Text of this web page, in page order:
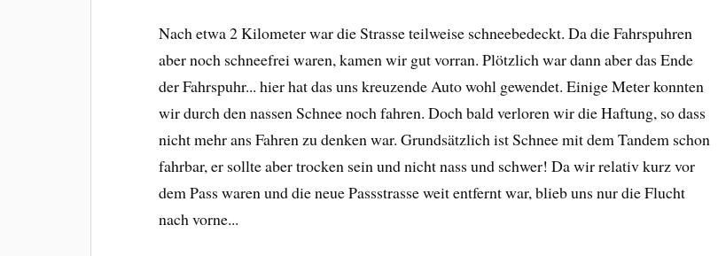
Nach etwa 2 Kilometer war die Strasse teilweise schneebedeckt. Da die Fahrspuhren
aber noch schneefrei waren, kamen wir gut vorran. Plötzlich war dann aber das Ende
der Fahrspuhr... hier hat das uns kreuzende Auto wohl gewendet. Einige Meter konnten
wir durch den nassen Schnee noch fahren. Doch bald verloren wir die Haftung, so dass
nicht mehr ans Fahren zu denken war. Grundsätzlich ist Schnee mit dem Tandem schon
fahrbar, er sollte aber trocken sein und nicht nass und schwer! Da wir relativ kurz vor
dem Pass waren und die neue Passstrasse weit entfernt war, blieb uns nur die Flucht
nach vorne...